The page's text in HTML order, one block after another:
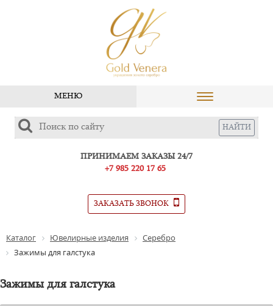
МЕНЮ
ПРИНИМАЕМ ЗАКАЗЫ 24/7
+7 985 220 17 65
ЗАКАЗАТЬ ЗВОНОК
Каталог Ювелирные изделия
Серебро
Зажимы для галстука
Зажимы для галстука